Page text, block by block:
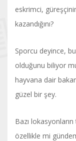
eskrimci,
kazandığını?
Sporcu deyince, bu
olduğunu biliyor
hayvana dair
güzel bir şey.
Bazı
özellikle mi